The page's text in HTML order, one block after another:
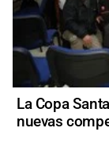
La Copa
nuevas